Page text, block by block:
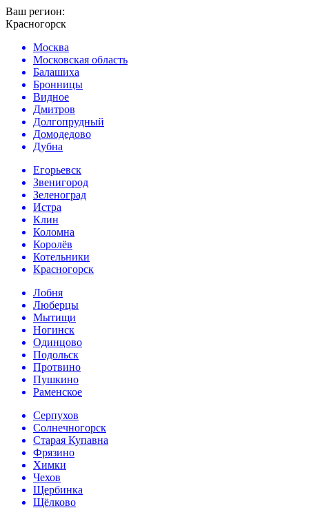
Ваш регион:
Красногорск
Москва
Московская область
Балашиха
Бронницы
Видное
Дмитров
Долгопрудный
Домодедово
Дубна
Егорьевск
Звенигород
Зеленоград
Истра
Клин
Коломна
Королёв
Котельники
Красногорск
Лобня
Люберцы
Мытищи
Ногинск
Одинцово
Подольск
Протвино
Пушкино
Раменское
Серпухов
Солнечногорск
Старая Купавна
Фрязино
Химки
Чехов
Щербинка
Щёлково